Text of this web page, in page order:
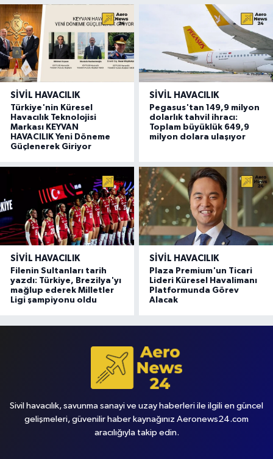
SIVIL HAVACILIK
Türkiye'nin Küresel
Havacılık Teknolojisi
Markası KEYVAN
HAVACILIK Yeni Döneme
Güçlenerek Giriyor
SIVIL HAVACILIK
Pegasus'tan 149,9 milyon
dolarlık tahvil ihracı:
Toplam büyüklük 649,9
milyon dolara ulaşıyor
SIVIL HAVACILIK
Filenin Sultanları tarih
yazdı: Türkiye, Brezilya'yı
mağlup ederek Milletler
Ligi şampiyonu oldu
SIVIL HAVACILIK
Plaza Premium'un Ticari
Lideri Küresel Havalimanı
Platformunda Görev
Alacak
Sivil havacılık, savunma sanayi ve uzay haberleri ile ilgili en güncel
gelişmeleri, güvenilir haber kaynağınız Aeronews24.com
aracılığıyla takip edin.